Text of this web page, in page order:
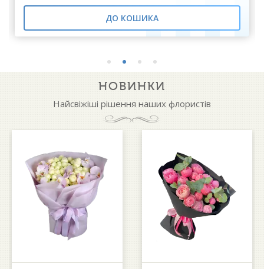
ДО КОШИКА
НОВИНКИ
Найсвіжіші рішення наших флористів